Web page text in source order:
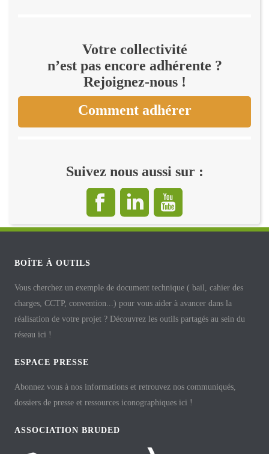
Votre collectivité
n’est pas encore adhérente ?
Rejoignez-nous !
Comment adhérer
Suivez nous aussi sur :
BOÎTE À OUTILS
Vous cherchez un exemple de document technique ( bail, cahier des
charges, CCTP, convention...) pour vous aider à avancer dans la
réalisation de votre projet ? Découvrez les outils partagés au sein du
réseau ici !
ESPACE PRESSE
Abonnez vous à nos informations et retrouvez nos communiqués,
dossiers de presse et ressources iconographiques ici !
ASSOCIATION BRUDED